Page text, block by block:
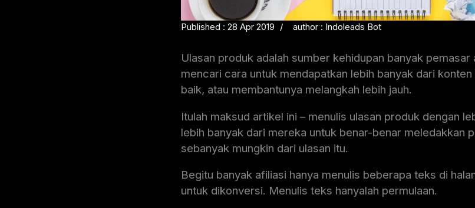
Published : 28 Apr 2019 author : Indoleads Bot
Ulasan produk adalah sumber kehidupan banyak pemasar
mencari cara untuk mendapatkan lebih banyak dari
baik, atau membantunya melangkah lebih jauh.
Itulah maksud artikel ini – menulis ulasan produk dengan
lebih banyak dari mereka untuk benar-benar meledakkan
sebanyak mungkin dari ulasan itu.
Begitu banyak afiliasi hanya menulis beberapa teks di
untuk dikonversi. Menulis teks hanyalah permulaan.